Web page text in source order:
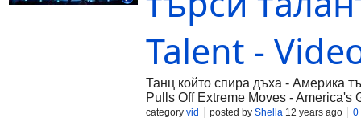
Talent -
Танц който спира дъха - Америка
Pulls Off Extreme Moves - America's
category vid posted by Shella 12 years ago 0